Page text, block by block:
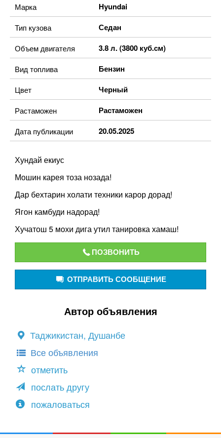
Марка Hyundai
Тип кузова Седан
Объем двигателя 3.8 л. (3800 куб.см)
Вид топлива Бензин
Цвет Черный
Растаможен Растаможен
Дата публикации 20.05.2025
Хундай екиус
Мошин карея тоза нозада!
Дар бехтарин холати техники карор дорад!
Ягон камбуди надорад!
Хучатош 5 мохи дига утил танировка хамаш!
ПОЗВОНИТЬ
ОТПРАВИТЬ СООБЩЕНИЕ
Автор объявления
Таджикистан, Душанбе
Все объявления
отметить
послать другу
пожаловаться